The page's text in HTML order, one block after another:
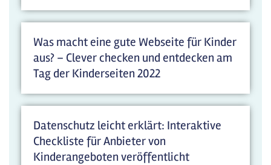
Was macht eine gute Webseite für Kinder
aus? – Clever checken und entdecken am
Tag der Kinderseiten 2022
Datenschutz leicht erklärt: Interaktive
Checkliste für Anbieter von
Kinderangeboten veröffentlicht